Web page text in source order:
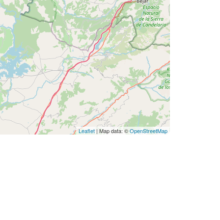
Leaflet | Map data: ©OpenStreetMap